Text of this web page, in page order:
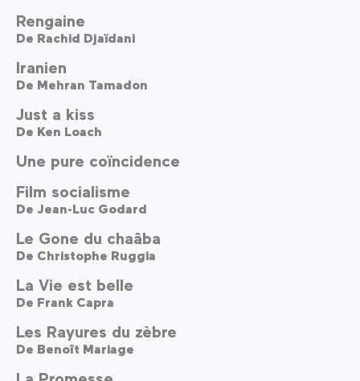
Rengaine
De Rachid Djaïdani
Iranien
De Mehran Tamadon
Just a kiss
De Ken Loach
Une pure coïncidence
Film socialisme
De Jean-Luc Godard
Le Gone du chaâba
De Christophe Ruggia
La Vie est belle
De Frank Capra
Les Rayures du zèbre
De Benoît Mariage